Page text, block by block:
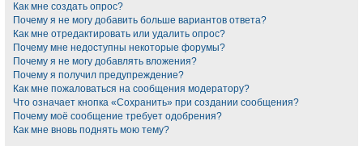
Как мне создать опрос?
Почему я не могу добавить больше вариантов ответа?
Как мне отредактировать или удалить опрос?
Почему мне недоступны некоторые форумы?
Почему я не могу добавлять вложения?
Почему я получил предупреждение?
Как мне пожаловаться на сообщения модератору?
Что означает кнопка «Сохранить» при создании сообщения?
Почему моё сообщение требует одобрения?
Как мне вновь поднять мою тему?